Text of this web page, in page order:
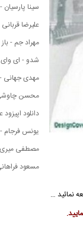
سینا پارسیان
علیرضا
مهراد جم -
شدو - ای وای
مهدی جهانی
محسن
دانلود
یونس
مصطفی میری
مسعود